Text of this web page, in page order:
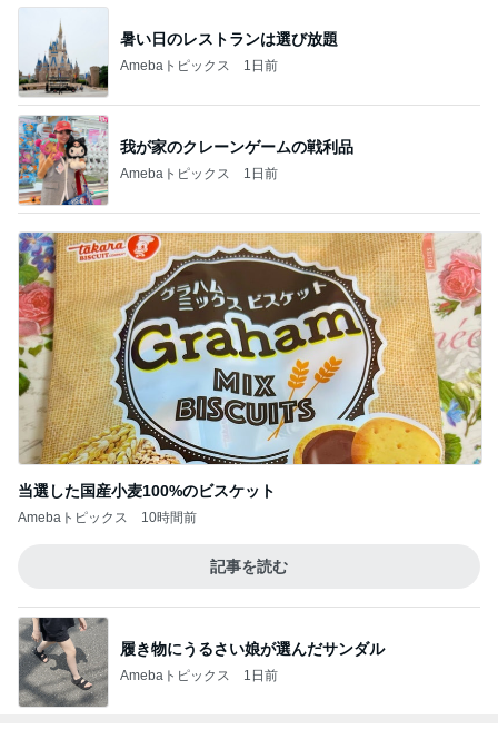
暑い日のレストランは選び放題
Amebaトピックス 1日前
我が家のクレーンゲームの戦利品
Amebaトピックス 1日前
当選した国産小麦100%のビスケット
Amebaトピックス 10時間前
記事を読む
履き物にうるさい娘が選んだサンダル
Amebaトピックス 1日前